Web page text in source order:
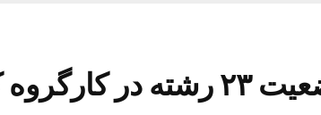
پایان ارزیابی وضعیت ۲۳ رشته